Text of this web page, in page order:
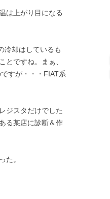
は上がり目になる
冷却はしているも
とですね。まぁ、
すが・・・FIAT系
ジスタだけでした
る某店に診断＆作
た。